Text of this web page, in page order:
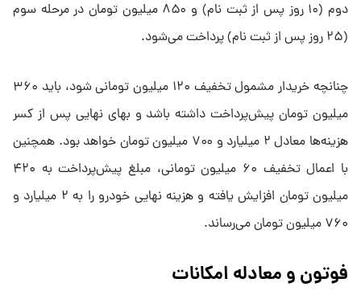
دوم (۱۰ روز پس از ثبت نام) و ۸۵۰ میلیون تومان در مرحله سوم
(۲۵ روز پس از ثبت نام) پرداخت می‌شود.
چنانچه خریدار مشمول تخفیف ۱۲۰ میلیون تومانی شود، باید ۳۶۰
میلیون تومان پیش‌پرداخت داشته باشد و بهای نهایی پس از کسر
هزینه‌ها معادل ۲ میلیارد و ۷۰۰ میلیون تومان خواهد بود. همچنین
با اعمال تخفیف ۶۰ میلیون تومانی، مبلغ پیش‌پرداخت به ۴۲۰
میلیون تومان افزایش یافته و هزینه نهایی خودرو را به ۲ میلیارد و
۷۶۰ میلیون تومان می‌رساند.
فوتون و معادله امکانات